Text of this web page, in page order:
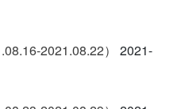
2021.08.22）
2021-